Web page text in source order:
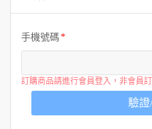
手機號碼
訂購商品請進行會員登入，非會員
驗證